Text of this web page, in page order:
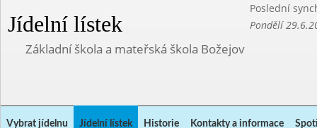
Jídelní lístek
Poslední
Pondělí
Základní škola a mateřská škola Božejov
Vybrat jídelnu Jídelní lístek Historie Kontakty a informace